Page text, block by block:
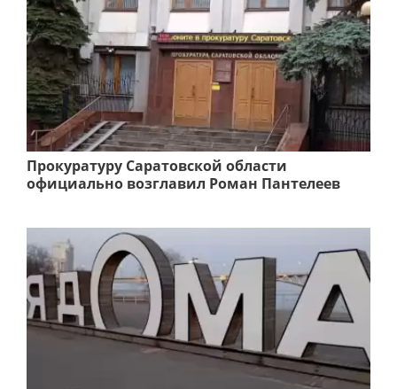
Прокуратуру Саратовской области
официально возглавил Роман Пантелеев